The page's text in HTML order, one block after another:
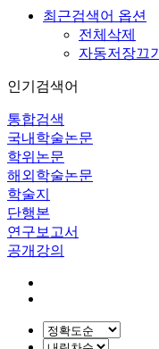
최근검색어 옵션
전체삭제
자동저장끄기
인기검색어
통합검색
국내학술논문
학위논문
해외학술논문
학술지
단행본
연구보고서
공개강의